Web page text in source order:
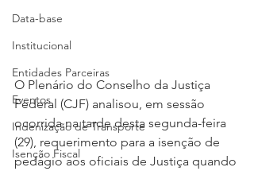
Data-base
Institucional
Entidades Parceiras
Eventos
Indenização de Transporte
Isenção Fiscal
O Plenário do Conselho da Justiça
Federal (CJF) analisou, em sessão
ocorrida na tarde desta segunda-feira
(29), requerimento para a isenção de
pedágio aos oficiais de Justiça quando